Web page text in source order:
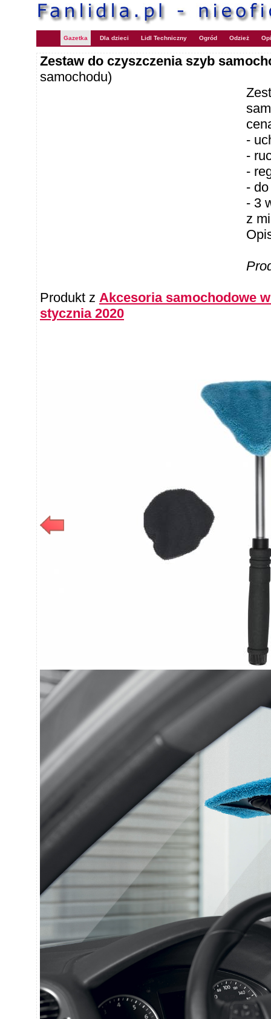
Gazetka Dla dzieci Lidl Techniczny Ogród Odzież
Zestaw do czyszczenia szyb
samochodu)
-
-
-
-
- 3
z
Produkt z Akcesoria samochodowe
stycznia 2020